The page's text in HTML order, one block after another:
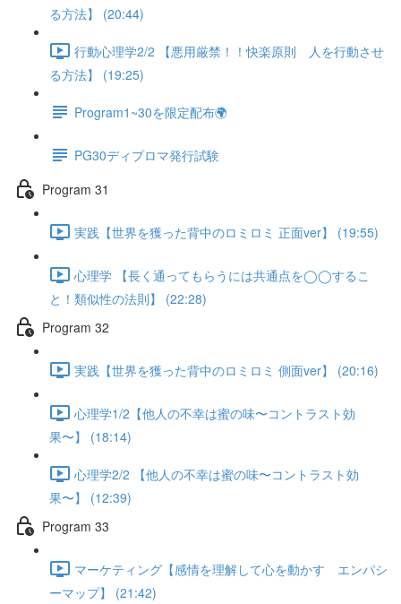
る方法】 (20:44)
行動心理学2/2 【悪用厳禁！！快楽原則 人を行動させ
る方法】 (19:25)
Program1~30を限定配布🌍
PG30ディプロマ発行試験
Program 31
実践【世界を獲った背中のロミロミ 正面ver】 (19:55)
心理学 【長く通ってもらうには共通点を◯◯するこ
と！類似性の法則】 (22:28)
Program 32
実践【世界を獲った背中のロミロミ 側面ver】 (20:16)
心理学1/2【他人の不幸は蜜の味〜コントラスト効
果〜】 (18:14)
心理学2/2 【他人の不幸は蜜の味〜コントラスト効
果〜】 (12:39)
Program 33
マーケティング【感情を理解して心を動かす エンパシ
ーマップ】 (21:42)